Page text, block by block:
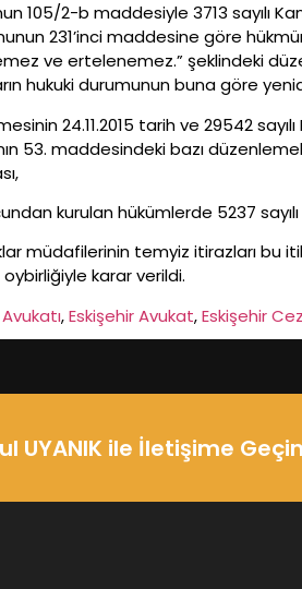
105/2-b maddesiyle 3713 sayılı
231’inci maddesine göre
ve ertelenemez.” şeklindeki
hukuki durumunun buna göre
24.11.2015 tarih ve 29542
53. maddesindeki bazı
kurulan hükümlerde 5237
müdafilerinin temyiz itirazları
oybirliğiyle karar verildi.
, Eskişehir Avukat, Eskişehir
UYANIK ile İletişime